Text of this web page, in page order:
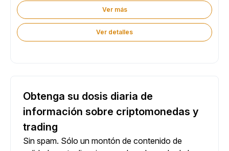
Ver más
Ver detalles
Obtenga su dosis diaria de
información sobre criptomonedas y
trading
Sin spam. Sólo un montón de contenido de